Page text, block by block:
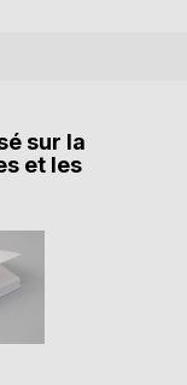
sur la
et les